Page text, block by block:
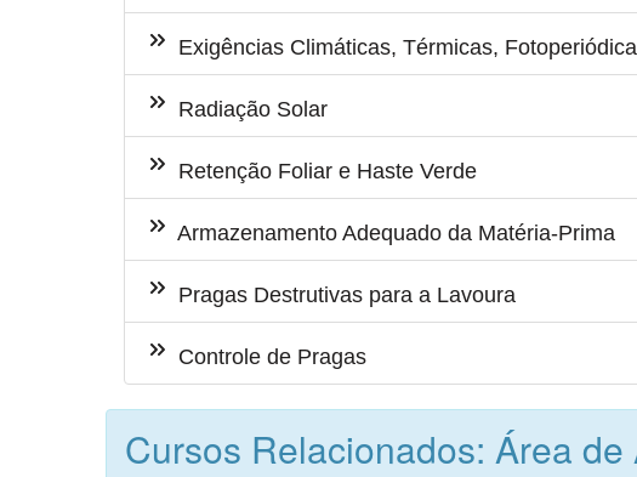
Exigências Climáticas, Térmicas,
Radiação Solar
Retenção Foliar e Haste Verde
Armazenamento Adequado da Matéria-Prima
Pragas Destrutivas para a Lavoura
Controle de Pragas
Cursos Relacionados: Área